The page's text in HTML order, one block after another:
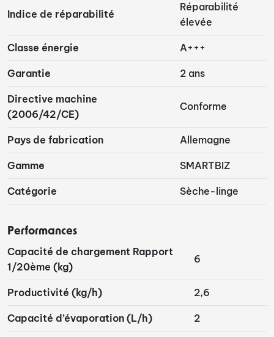
Indice de réparabilité
Réparabilité
élevée
Classe énergie A+++
Garantie 2 ans
Directive machine
(2006/42/CE)
Conforme
Pays de fabrication Allemagne
Gamme SMARTBIZ
Catégorie Sèche-linge
Performances
Capacité de chargement Rapport
1/20ème (kg)
6
Productivité (kg/h) 2,6
Capacité d’évaporation (L/h) 2